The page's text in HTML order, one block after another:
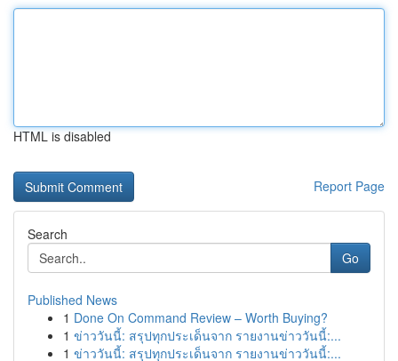
HTML is disabled
Report Page
Search
Go
Published News
1 Done On Command Review – Worth Buying?
1 ข่าววันนี้: สรุปทุกประเด็นจาก รายงานข่าววันนี้:...
1 ข่าววันนี้: สรุปทุกประเด็นจาก รายงานข่าววันนี้:...